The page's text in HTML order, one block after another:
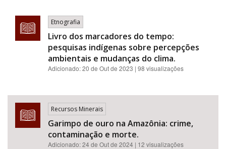
Etnografia
Livro dos marcadores do tempo:
pesquisas indígenas sobre percepções
ambientais e mudanças do clima.
Adicionado:20 de Out de 2023 | 98 visualizações
Recursos Minerais
Garimpo de ouro na Amazônia: crime,
contaminação e morte.
Adicionado:24 de Out de 2024 | 12 visualizações